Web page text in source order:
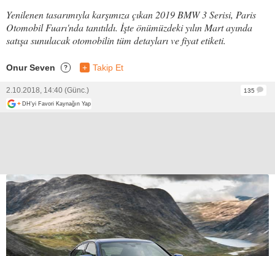
Yenilenen tasarımıyla karşımıza çıkan 2019 BMW 3 Serisi, Paris
Otomobil Fuarı'nda tanıtıldı. İşte önümüzdeki yılın Mart ayında
satışa sunulacak otomobilin tüm detayları ve fiyat etiketi.
Onur Seven ? + Takip Et
2.10.2018, 14:40 (Günc.)
135
+ DH'yi Favori Kaynağın Yap